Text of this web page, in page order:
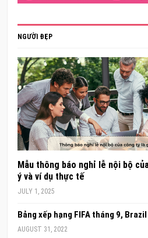
NGƯỜI ĐẸP
Mẫu thông báo nghỉ lễ nội bộ
ý và ví dụ thực tế
JULY 1, 2025
Bảng xếp hạng FIFA tháng 9,
AUGUST 31, 2022